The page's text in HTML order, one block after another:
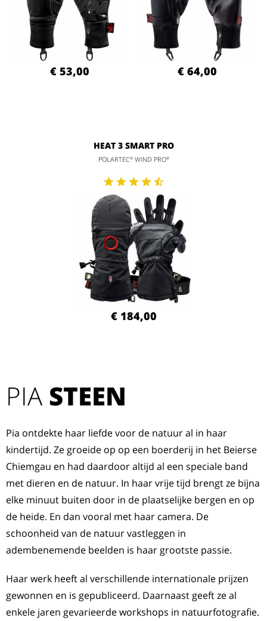
€ 53,00 € 64,00
HEAT 3 SMART PRO
POLARTEC®WIND PRO®
€ 184,00
PIA STEEN
Pia ontdekte haar liefde voor de natuur al in haar
kindertijd. Ze groeide op op een boerderij in het Beierse
Chiemgau en had daardoor altijd al een speciale band
met dieren en de natuur. In haar vrije tijd brengt ze bijna
elke minuut buiten door in de plaatselijke bergen en op
de heide. En dan vooral met haar camera. De
schoonheid van de natuur vastleggen in
adembenemende beelden is haar grootste passie.
Haar werk heeft al verschillende internationale prijzen
gewonnen en is gepubliceerd. Daarnaast geeft ze al
enkele jaren gevarieerde workshops in natuurfotografie.